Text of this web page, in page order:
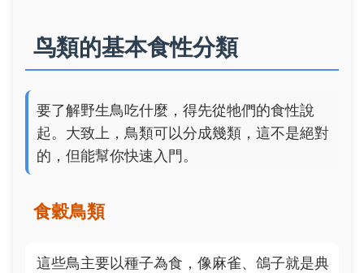
鸟類的基本食性分類
要了解野生鳥吃什麼，得先從牠們的食性說
起。大致上，鳥類可以分成幾類，這不是絕對
的，但能幫你快速入門。
食穀鳥類
這些鳥主要以種子為食，像麻雀、鴿子就是典